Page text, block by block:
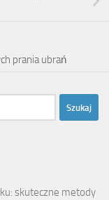
prania ubrań
skuteczne metody